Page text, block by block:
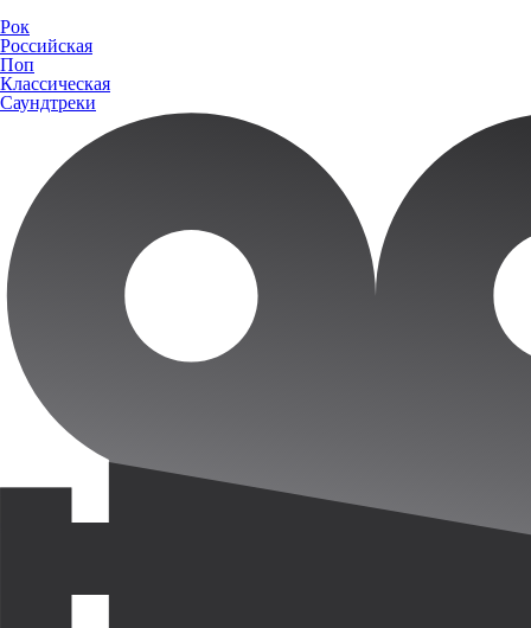
Рок
Российская
Поп
Классическая
Саундтреки